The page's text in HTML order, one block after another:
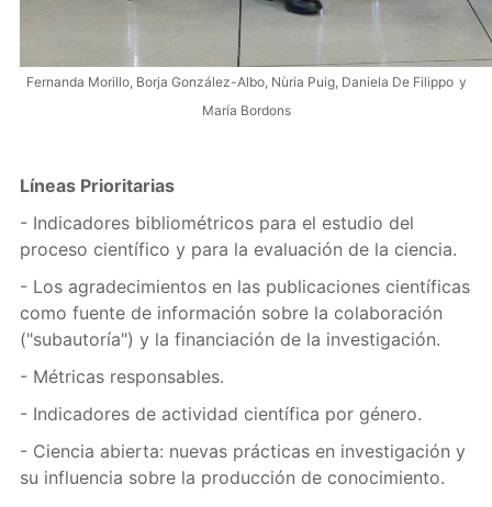
Fernanda Morillo, Borja González-Albo, Nùria Puig, Daniela De Filippo y
María Bordons
Líneas Prioritarias
- Indicadores bibliométricos para el estudio del
proceso científico y para la evaluación de la ciencia.
- Los agradecimientos en las publicaciones científicas
como fuente de información sobre la colaboración
("subautoría") y la financiación de la investigación.
- Métricas responsables.
- Indicadores de actividad científica por género.
- Ciencia abierta: nuevas prácticas en investigación y
su influencia sobre la producción de conocimiento.